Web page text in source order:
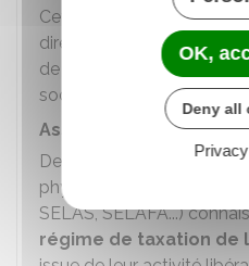
Cette option entraine une
directement au niveau
de la participation de
société.
Associés titulaires de
Depuis le 1
janvier
physiques de sociétés
SELAS, SELAFA...)
régime de taxation de
OK,
Deny all